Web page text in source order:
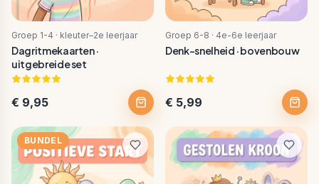
Groep 1-4 · kleuter–2e leerjaar
Dagritmekaarten ·
uitgebreide set
€ 9,95
Groep 6-8 · 4e-6e leerjaar
Denk-snelheid · bovenbouw
€ 5,99
BUNDEL